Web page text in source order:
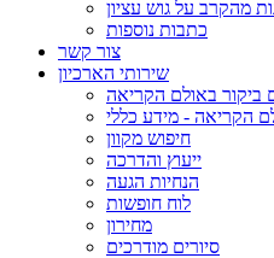
מהקרב על גוש עציון
כתבות נוספות
צור קשר
שירותי הארכיון
ביקור באולם הקריאה
הקריאה - מידע כללי
חיפוש מקוון
ייעוץ והדרכה
הנחיות הגעה
לוח חופשות
מחירון
סיורים מודרכים